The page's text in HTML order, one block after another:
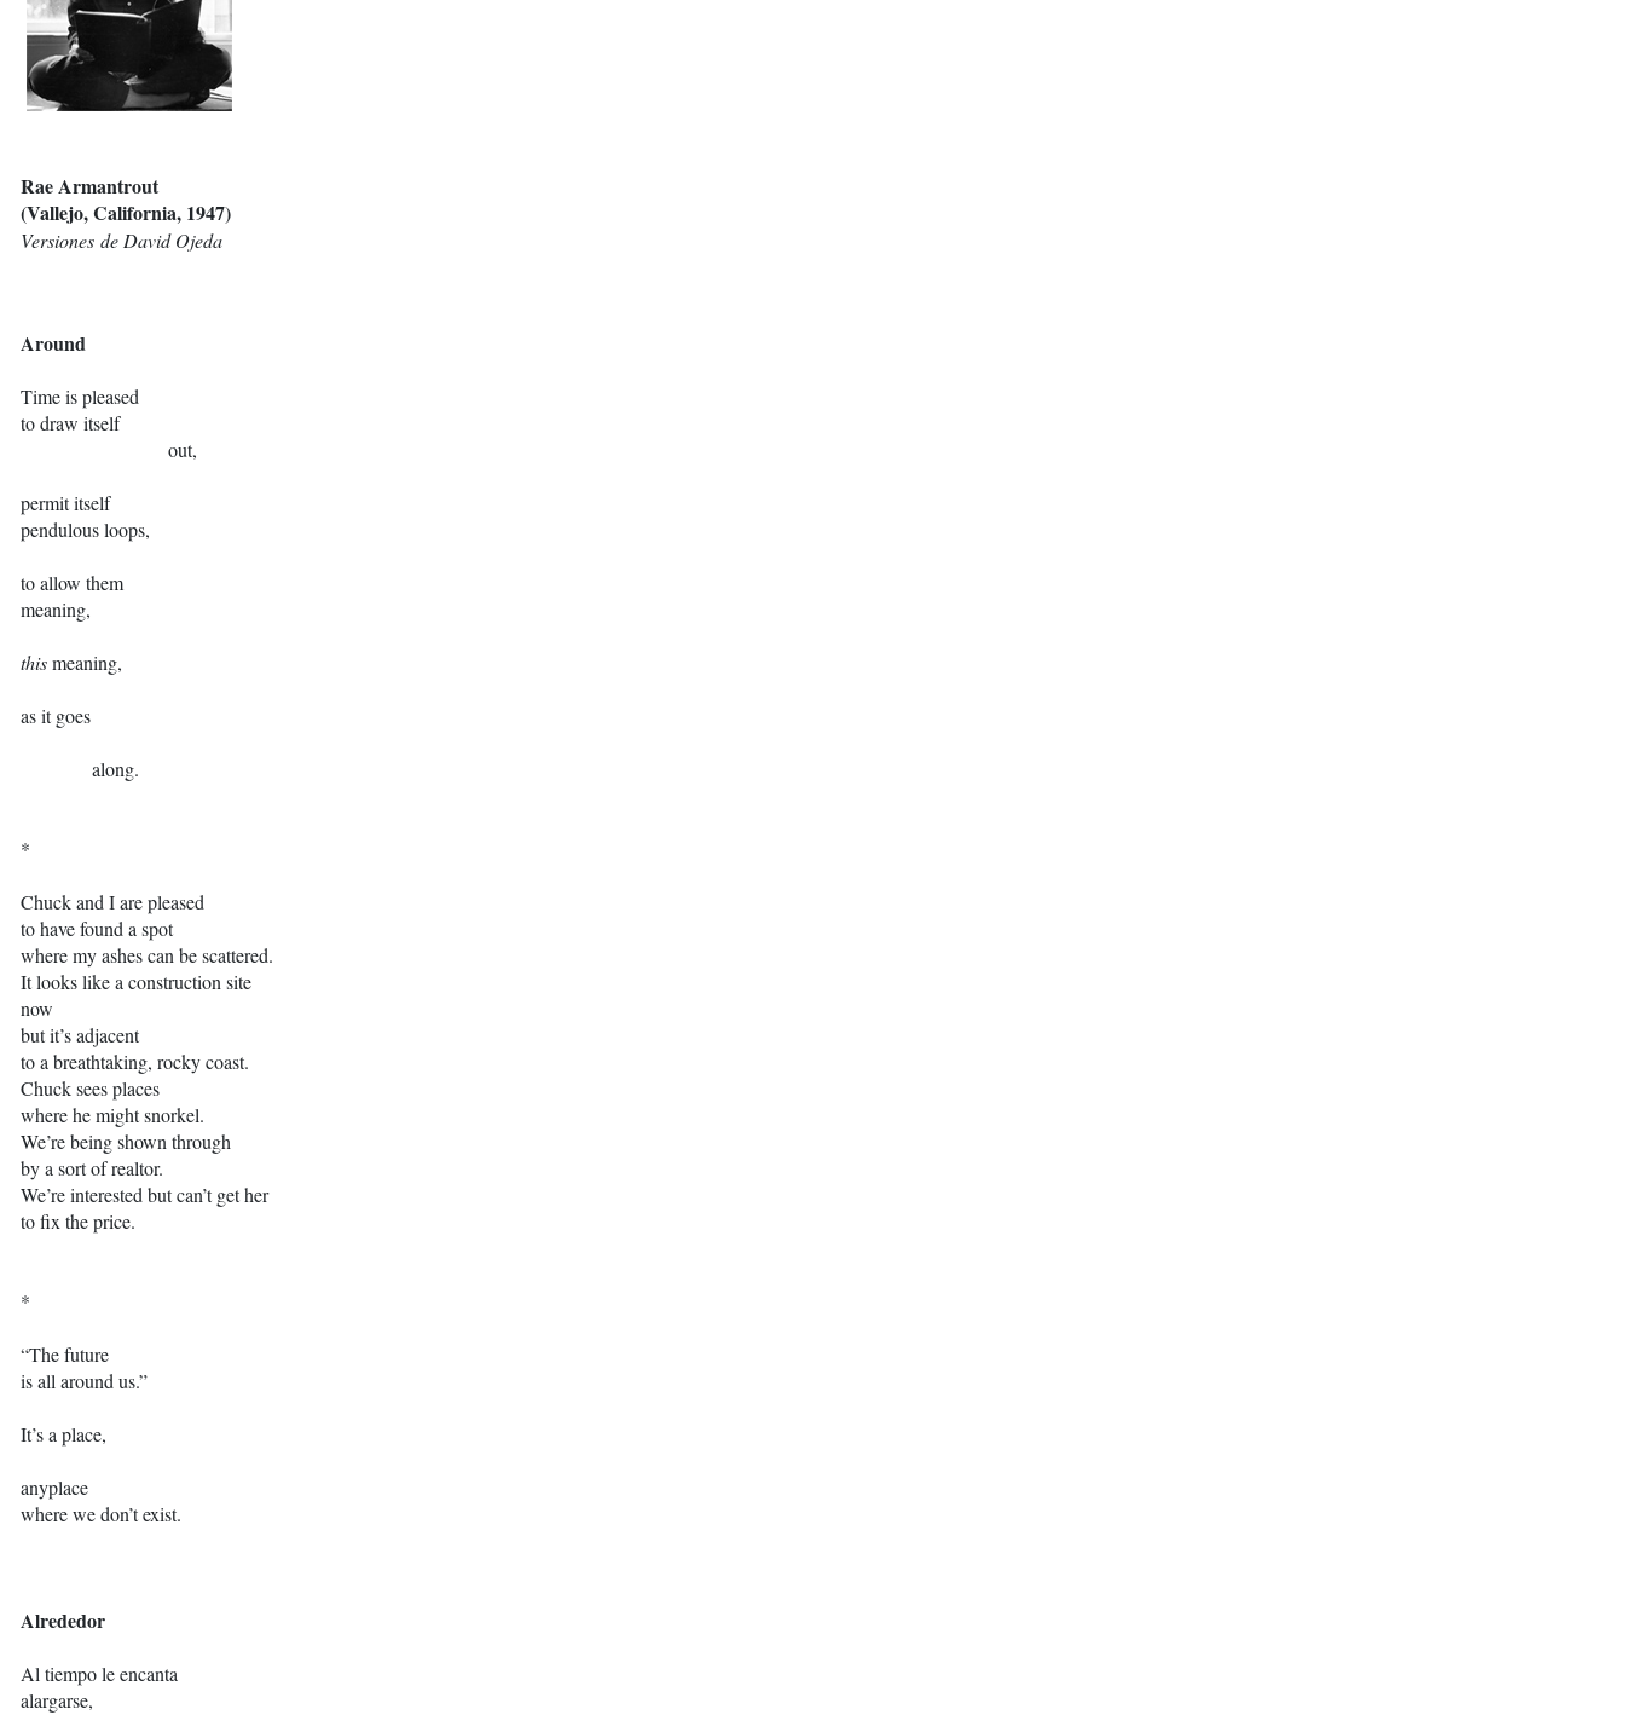
Rae Armantrout
(Vallejo, California, 1947)
Versiones de David Ojeda
Around
Time is pleased
to draw itself
out,
permit itself
pendulous loops,
to allow them
meaning,
thismeaning,
as it goes
along.
*
Chuck and I are pleased
to have found a spot
where my ashes can be scattered.
It looks like a construction site
now
but it’s adjacent
to a breathtaking, rocky coast.
Chuck sees places
where he might snorkel.
We’re being shown through
by a sort of realtor.
We’re interested but can’t get her
to fix the price.
*
“The future
is all around us.”
It’s a place,
anyplace
where we don’t exist.
Alrededor
Al tiempo le encanta
alargarse,